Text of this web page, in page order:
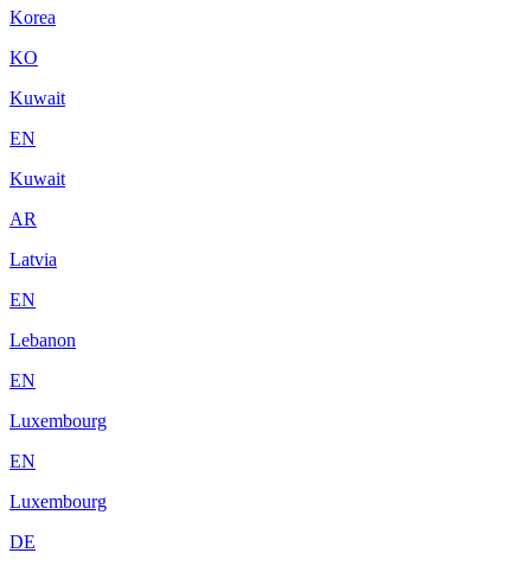
Korea
KO
Kuwait
EN
Kuwait
AR
Latvia
EN
Lebanon
EN
Luxembourg
EN
Luxembourg
DE